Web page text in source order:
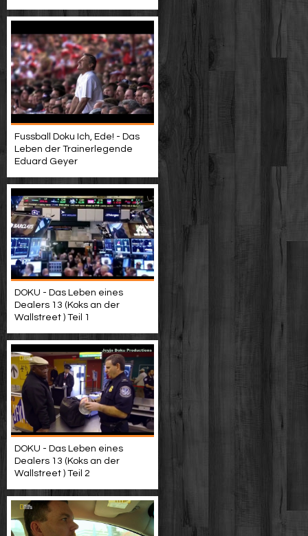
Fussball Doku Ich, Ede! - Das
Leben der Trainerlegende
Eduard Geyer
DOKU - Das Leben eines
Dealers 13 (Koks an der
Wallstreet ) Teil 1
DOKU - Das Leben eines
Dealers 13 (Koks an der
Wallstreet ) Teil 2